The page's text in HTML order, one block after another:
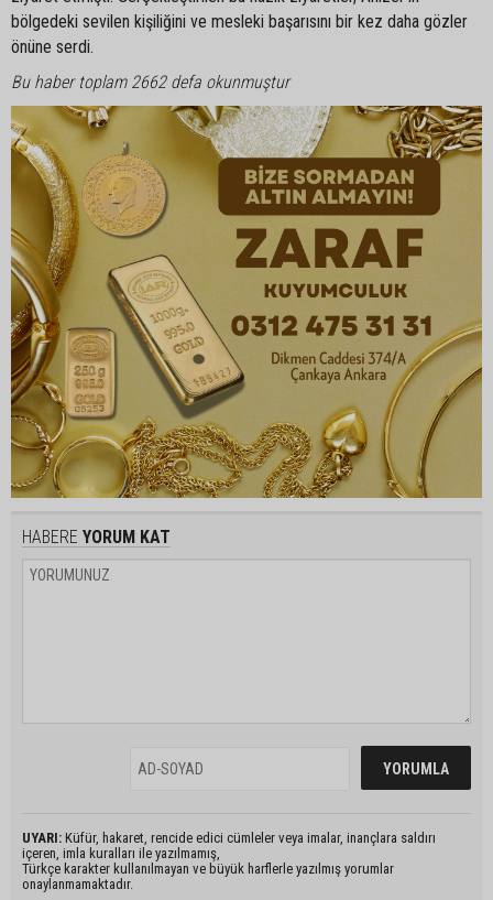
bölgedeki sevilen kişiliğini ve mesleki başarısını bir kez daha gözler
önüne serdi.
Bu haber toplam 2662 defa okunmuştur
HABERE YORUM KAT
UYARI: Küfür, hakaret, rencide edici cümleler veya imalar, inançlara saldırı
içeren, imla kuralları ile yazılmamış,
Türkçe karakter kullanılmayan ve büyük harflerle yazılmış yorumlar
onaylanmamaktadır.